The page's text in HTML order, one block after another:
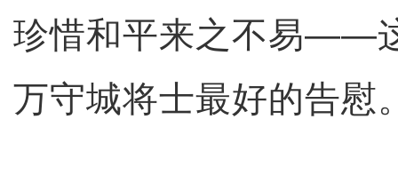
珍惜和平来之不易——
万守城将士最好的告慰